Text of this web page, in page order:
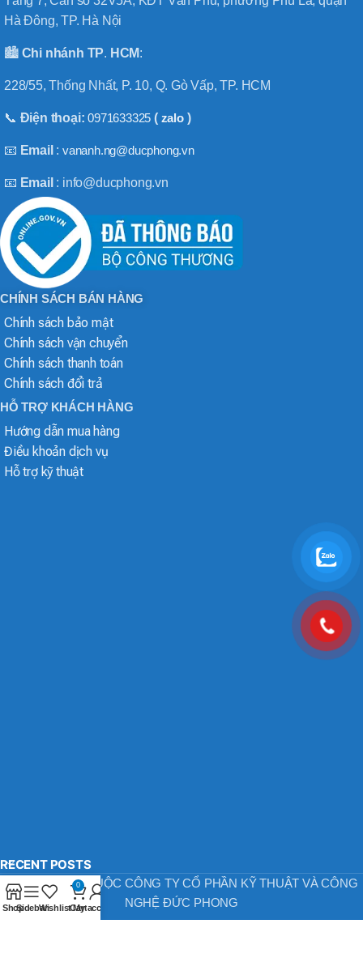
Hà Đông, TP. Hà Nội
🏙️ Chi nhánh TP. HCM:
228/55, Thống Nhất, P. 10, Q. Gò Vấp, TP. HCM
📞 Điện thoại:0971633325 ( zalo)
📧 Email :vananh.ng@ducphong.vn
📧 Email : info@ducphong.vn
CHÍNH SÁCH BÁN HÀNG
Chính sách bảo mật
Chính sách vận chuyển
Chính sách thanh toán
Chính sách đổi trả
HỖ TRỢ KHÁCH HÀNG
Hướng dẫn mua hàng
Điều khoản dịch vụ
Hỗ trợ kỹ thuật
RECENT POSTS
BẢN QUYỀN THUỘC CÔNG TY CỔ PHẦN KỸ THUẬT VÀ CÔNG
NGHỆ ĐỨC PHONG
ShopSidebarWishlist
0
Cart
My account